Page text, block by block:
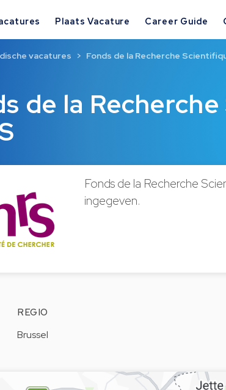
Plaats Vacature Career Guide
de la
vacatures Fonds de la Recherche
Fonds de la Recherche
ingegeven.
REGIO
Brussel